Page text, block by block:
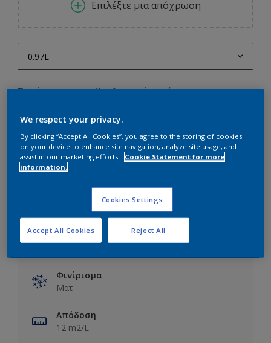
Επιλέξτε μια απόχρωση
0.97L
2.9L
3L
9.7L
Ποσότητα Υπολογισμός χρώματος
Προσθήκη στο Workspace
Βασικές πληροφορίες
Φινίρισμα
Ματ
Απόδοση
12 m2/L
We respect your privacy.
By clicking “Accept All Cookies”, you agree to the storing of cookies
on your device to enhance site navigation, analyze site usage, and
assist in our marketing efforts.
Cookie Statement for more
information.
Cookies Settings
Reject All
Accept All Cookies